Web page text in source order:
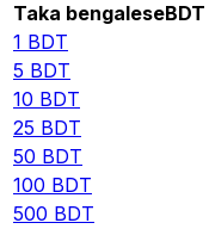
Taka bengaleseBDT
1 BDT
5 BDT
10 BDT
25 BDT
50 BDT
100 BDT
500 BDT